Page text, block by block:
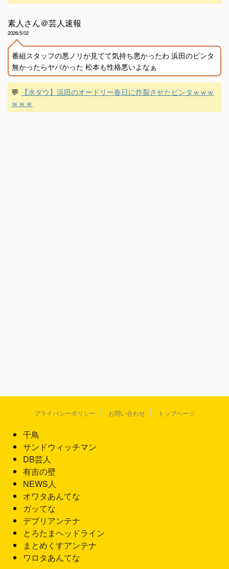
素人さん＠芸人速報
2026/5/02
番組スタッフの悪ノリが見てて気持ち悪かったわ 浜田のビンタ
無かったらヤバかった 松本も性格悪いよなぁ
💬
【水ダウ】浜田のオードリー春日に炸裂させたビンタｗｗｗ
ｗｗｗ
プライバシーポリシー お問い合わせ トップページ
千鳥
サンドウィッチマン
DB芸人
有吉の壁
NEWS人
オワタあんてな
ガッてな
デブリアンテナ
とろたまヘッドライン
まとめくすアンテナ
ワロタあんてな